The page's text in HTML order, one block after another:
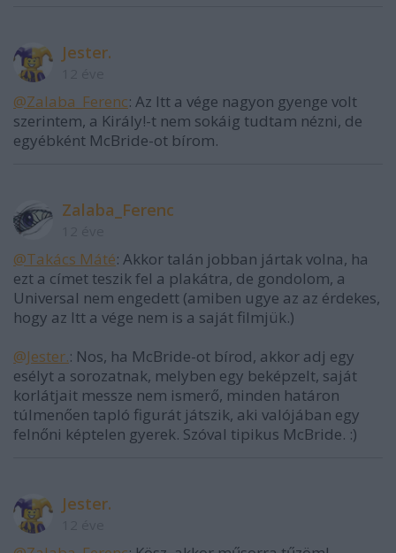
Jester.
@Zalaba_Ferenc: Az Itt a vége nagyon gyenge volt
szerintem, a Király!-t nem sokáig tudtam nézni, de
egyébként McBride-ot bírom.
Zalaba_Ferenc
@Takács Máté: Akkor talán jobban jártak volna, ha
ezt a címet teszik fel a plakátra, de gondolom, a
Universal nem engedett (amiben ugye az az érdekes,
hogy az Itt a vége nem is a saját filmjük.)
@Jester.: Nos, ha McBride-ot bírod, akkor adj egy
esélyt a sorozatnak, melyben egy beképzelt, saját
korlátjait messze nem ismerő, minden határon
túlmenően tapló figurát játszik, aki valójában egy
felnőni képtelen gyerek. Szóval tipikus McBride. :)
Jester.